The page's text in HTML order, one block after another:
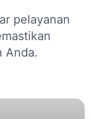
pelayanan
Anda.